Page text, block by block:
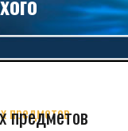
предметов
предметов